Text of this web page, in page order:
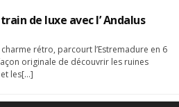
de luxe avec l’ Andalus
rétro, parcourt l’Estremadure en 6
originale de découvrir les ruines
les[…]